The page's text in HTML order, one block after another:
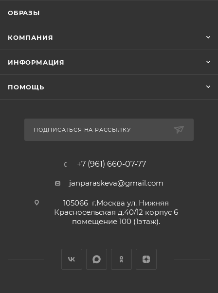
ОБРАЗЫ
КОМПАНИЯ
ИНФОРМАЦИЯ
ПОМОЩЬ
ПОДПИСАТЬСЯ НА РАССЫЛКУ
+7 (961) 660-07-77
janparaskeva@gmail.com
105066 г.Москва ул. Нижняя
Красносельская д.40/12 корпус 6
помещение 100 (1этаж).